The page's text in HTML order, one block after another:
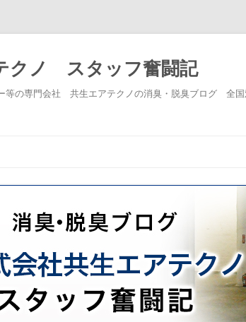
クノ スタッフ奮闘記
等の専門会社 共生エアテクノの消臭・脱臭ブログ 全